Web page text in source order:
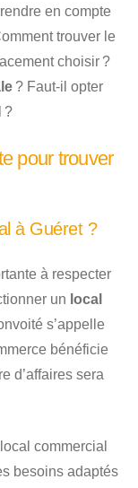
en compte
trouver le
choisir ?
? Faut-il opter
?
pour trouver
à Guéret ?
à respecter
un local
s’appelle
bénéficie
d’affaires sera
commercial
besoins adaptés